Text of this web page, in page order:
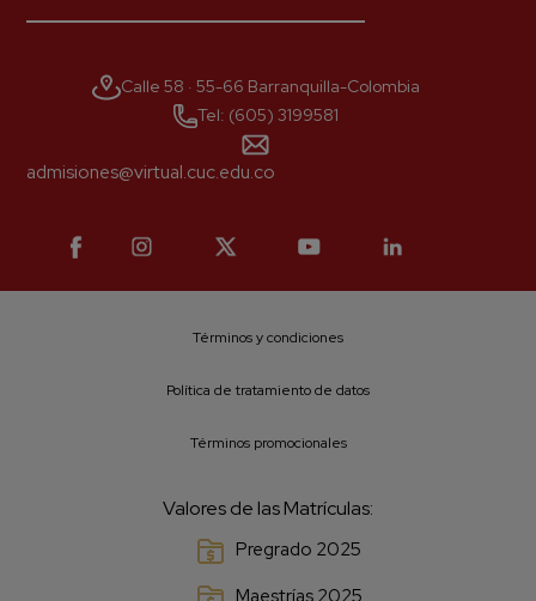
Calle 58 · 55-66 Barranquilla-Colombia
Tel: (605) 3199581
admisiones@virtual.cuc.edu.co
Términos y condiciones
Política de tratamiento de datos
Términos promocionales
Valores de las Matrículas:
Pregrado 2025